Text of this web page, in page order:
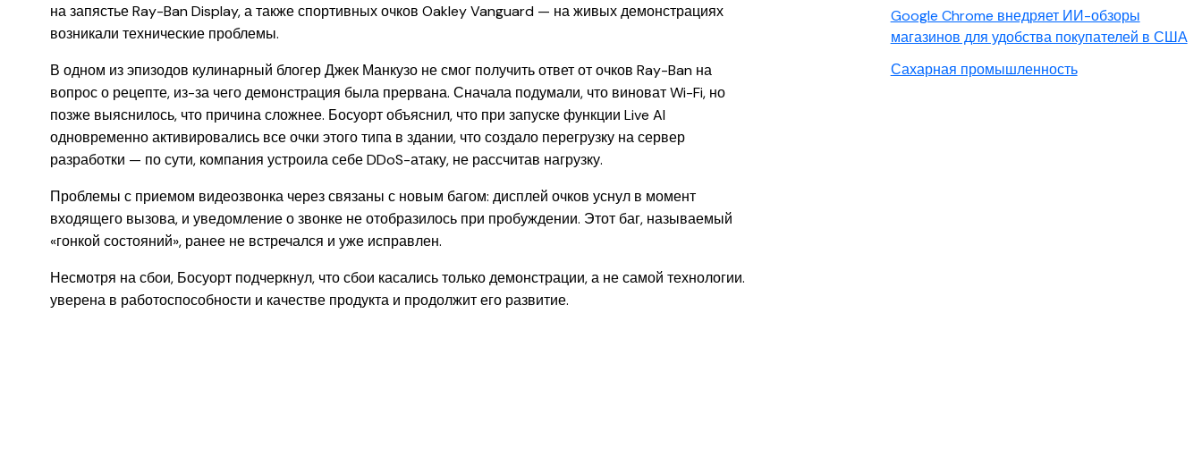
на запястье Ray-Ban Display, а также спортивных очков Oakley Vanguard — на живых демонстрациях
возникали технические проблемы.
В одном из эпизодов кулинарный блогер Джек Манкузо не смог получить ответ от очков Ray-Ban на
вопрос о рецепте, из-за чего демонстрация была прервана. Сначала подумали, что виноват Wi-Fi, но
позже выяснилось, что причина сложнее. Босуорт объяснил, что при запуске функции Live AI
одновременно активировались все очки этого типа в здании, что создало перегрузку на сервер
разработки — по сути, компания устроила себе DDoS-атаку, не рассчитав нагрузку.
Проблемы с приемом видеозвонка через связаны с новым багом: дисплей очков уснул в момент
входящего вызова, и уведомление о звонке не отобразилось при пробуждении. Этот баг, называемый
«гонкой состояний», ранее не встречался и уже исправлен.
Несмотря на сбои, Босуорт подчеркнул, что сбои касались только демонстрации, а не самой технологии.
уверена в работоспособности и качестве продукта и продолжит его развитие.
Google Chrome внедряет ИИ-обзоры
магазинов для удобства покупателей в США
Сахарная промышленность